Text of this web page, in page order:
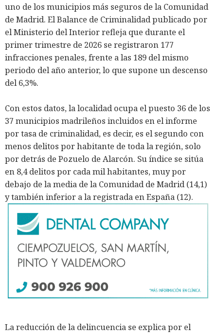
uno de los municipios más seguros de la Comunidad
de Madrid. El Balance de Criminalidad publicado por
el Ministerio del Interior refleja que durante el
primer trimestre de 2026 se registraron 177
infracciones penales, frente a las 189 del mismo
periodo del año anterior, lo que supone un descenso
del 6,3%.
Con estos datos, la localidad ocupa el puesto 36 de los
37 municipios madrileños incluidos en el informe
por tasa de criminalidad, es decir, es el segundo con
menos delitos por habitante de toda la región, solo
por detrás de Pozuelo de Alarcón. Su índice se sitúa
en 8,4 delitos por cada mil habitantes, muy por
debajo de la media de la Comunidad de Madrid (14,1)
y también inferior a la registrada en España (12).
La reducción de la delincuencia se explica por el